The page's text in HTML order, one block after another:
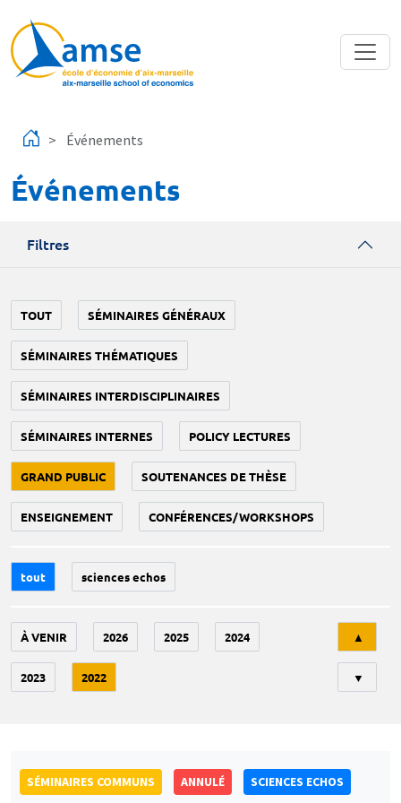
Événements
Événements
Filtres
TOUT SÉMINAIRES GÉNÉRAUX
SÉMINAIRES THÉMATIQUES
SÉMINAIRES INTERDISCIPLINAIRES
SÉMINAIRES INTERNES POLICY LECTURES
GRAND PUBLIC SOUTENANCES DE THÈSE
ENSEIGNEMENT CONFÉRENCES/WORKSHOPS
tout sciences echos
À VENIR 2026 2025 2024
2023 2022
▲
▼
SÉMINAIRES COMMUNS ANNULÉ
SCIENCES ECHOS